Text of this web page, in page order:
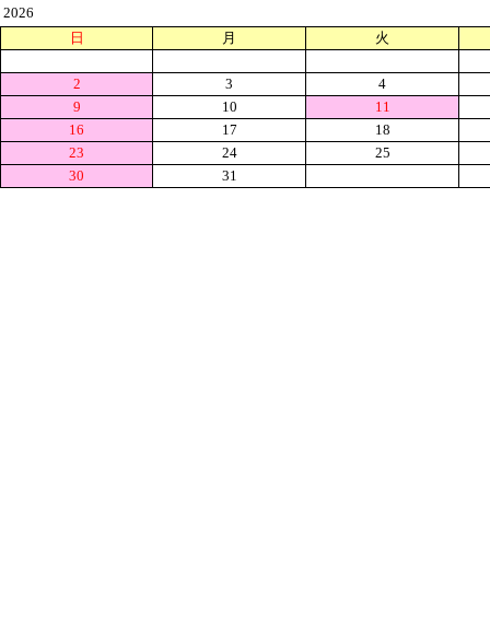
2026
日
月 火
2 3
4
9
10
11
16
17
18
23
24
25
30
31